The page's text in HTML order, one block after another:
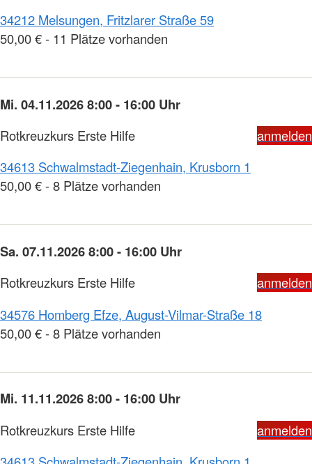
34212 Melsungen, Fritzlarer Straße 59
50,00 € - 11 Plätze vorhanden
Mi. 04.11.2026 8:00 - 16:00 Uhr
Rotkreuzkurs Erste Hilfe
anmelden
34613 Schwalmstadt-Ziegenhain, Krusborn 1
50,00 € - 8 Plätze vorhanden
Sa. 07.11.2026 8:00 - 16:00 Uhr
Rotkreuzkurs Erste Hilfe
anmelden
34576 Homberg Efze, August-Vilmar-Straße 18
50,00 € - 8 Plätze vorhanden
Mi. 11.11.2026 8:00 - 16:00 Uhr
Rotkreuzkurs Erste Hilfe
anmelden